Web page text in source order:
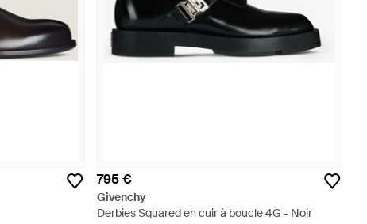
795 €
Givenchy
Derbies Squared en cuir à boucle 4G - Noir